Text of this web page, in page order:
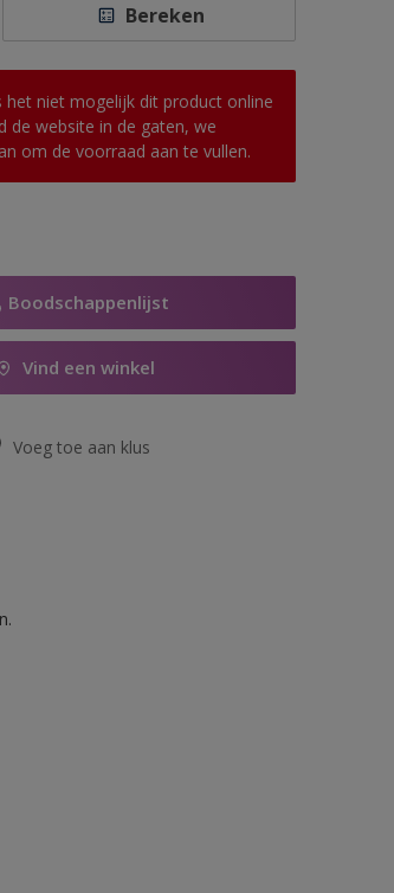
Bereken
het niet mogelijk dit product online
de website in de gaten, we
om de voorraad aan te vullen.
Boodschappenlijst
Vind een winkel
Voeg toe aan klus